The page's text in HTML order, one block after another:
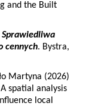
and the Built
Sprawiedliwa
cennych. Bystra,
Martyna (2026)
spatial analysis
local